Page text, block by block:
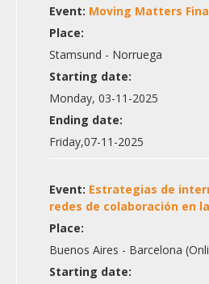
Event: Moving Matters
Place:
Stamsund - Norruega
Starting date:
Monday, 03-11-2025
Ending date:
Friday,07-11-2025
Event: Estrategias de
redes de colaboración en
Place:
Buenos Aires - Barcelona
Starting date: